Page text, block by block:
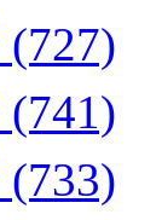
(727)
(741)
(733)